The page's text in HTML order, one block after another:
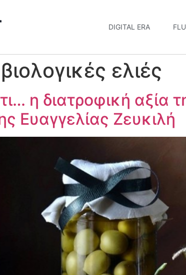
DIGITAL ERA
βιολογικές ελιές
η διατροφική αξία
Ευαγγελίας Ζευκιλή